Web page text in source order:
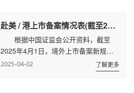
计范围)待上市的中企多达78家(注：剔
除了递交空白招股书、撤回招股书、招
股书失效的公司)。 此外，根据中
国证监会公开信息，截至2025年4月2
日，92家拟赴美上市公司完成备案...
赴美 / 港上市备案情况表(截至2025年4月1日)：235家完成备案 146家备案中 附名单
根据中国证监会公开资料，截至
2025年4月1日，境外上市备案新规实
施以来，共325家公司完成备案。截至
2025年3月28日，146家公司处于备案
2025-04-02 了解更多